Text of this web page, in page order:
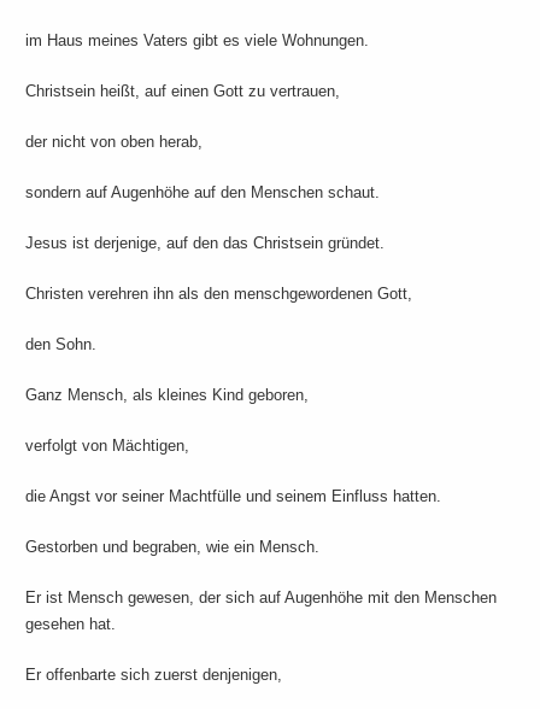
im Haus meines Vaters gibt es viele Wohnungen.
Christsein heißt, auf einen Gott zu vertrauen,
der nicht von oben herab,
sondern auf Augenhöhe auf den Menschen schaut.
Jesus ist derjenige, auf den das Christsein gründet.
Christen verehren ihn als den menschgewordenen Gott,
den Sohn.
Ganz Mensch, als kleines Kind geboren,
verfolgt von Mächtigen,
die Angst vor seiner Machtfülle und seinem Einfluss hatten.
Gestorben und begraben, wie ein Mensch.
Er ist Mensch gewesen, der sich auf Augenhöhe mit den Menschen
gesehen hat.
Er offenbarte sich zuerst denjenigen,